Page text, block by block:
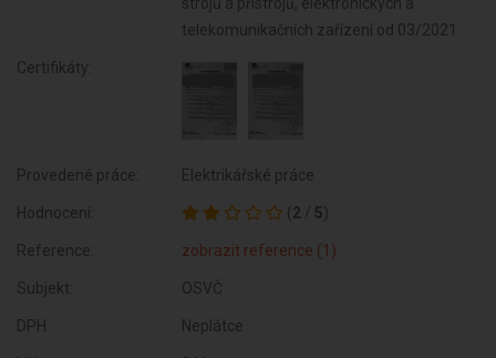
telekomunikačních zařízení od 03/2021
Certifikáty:
Provedené práce: Elektrikářské práce
Hodnocení: ( 2 / 5)
Reference: zobrazit reference (1)
Subjekt: OSVČ
DPH: Neplátce